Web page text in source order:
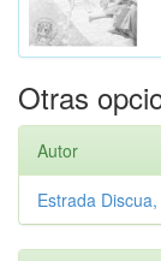
Otras
Autor
Estrada